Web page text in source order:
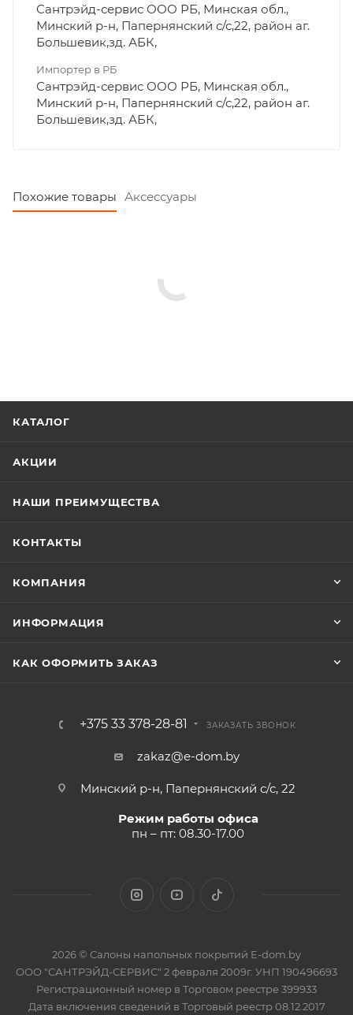
Сантрэйд-сервис ООО РБ, Минская обл.,
Минский р-н, Папернянский с/с,22, район аг.
Большевик,зд. АБК,
Импортер в РБ
Сантрэйд-сервис ООО РБ, Минская обл.,
Минский р-н, Папернянский с/с,22, район аг.
Большевик,зд. АБК,
Похожие товары Аксессуары
КАТАЛОГ
АКЦИИ
НАШИ ПРЕИМУЩЕСТВА
КОНТАКТЫ
КОМПАНИЯ
ИНФОРМАЦИЯ
КАК ОФОРМИТЬ ЗАКАЗ
+375 33 378-28-81 ЗАКАЗАТЬ ЗВОНОК
zakaz@e-dom.by
Минский р-н, Папернянский с/с, 22
Режим работы офиса
пн – пт: 08.30-17.00
2026 © Салоны напольных покрытий E-dom.by
ООО "САНТРЭЙД-СЕРВИС" 2 февраля 2009г. УНП 190496693
Регистрационный номер в Торговом реестре 399933
Дата включения сведений в Торговый реестр 08.12.2017